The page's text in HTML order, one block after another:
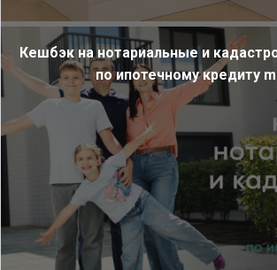
Кешбэк на нотариальные и
по ипотечному кредиту